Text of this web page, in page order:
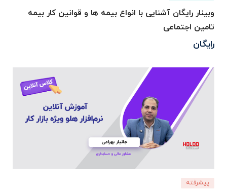
وبینار رایگان آشنایی با انواع بیمه ها و قوانین کار بیمه
تامین اجتماعی
رایگان
پیشرفته